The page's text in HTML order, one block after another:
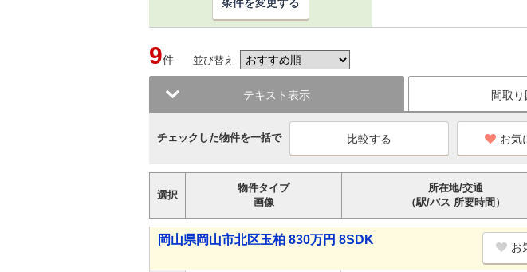
9件 並び替え
テキスト表示 間取
チェックした物件を一括で お気
選択
物件タイプ
画像
所在地/交通
（駅/バス 所要時間）
岡山県岡山市北区玉柏 830万円 8SDK
お